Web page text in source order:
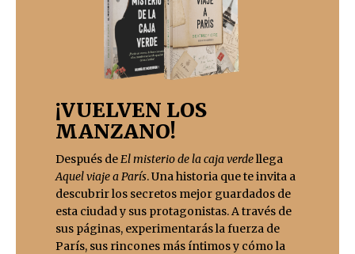
¡VUELVEN LOS
MANZANO!
Después deEl misterio de la caja verdellega
Aquel viaje a París. Una historia que te invita a
descubrir los secretos mejor guardados de
esta ciudad y sus protagonistas. A través de
sus páginas, experimentarás la fuerza de
París, sus rincones más íntimos y cómo la